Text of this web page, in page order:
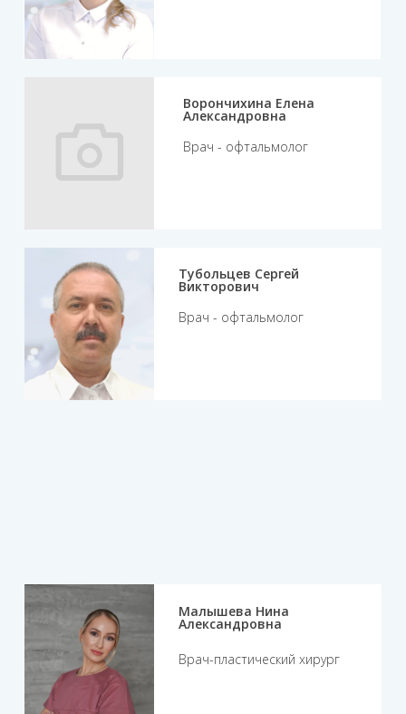
Врач - офтальмолог
Ворончихина Елена
Александровна
Врач - офтальмолог
Тубольцев Сергей
Викторович
Малышева Нина
Александровна
Врач-пластический хирург